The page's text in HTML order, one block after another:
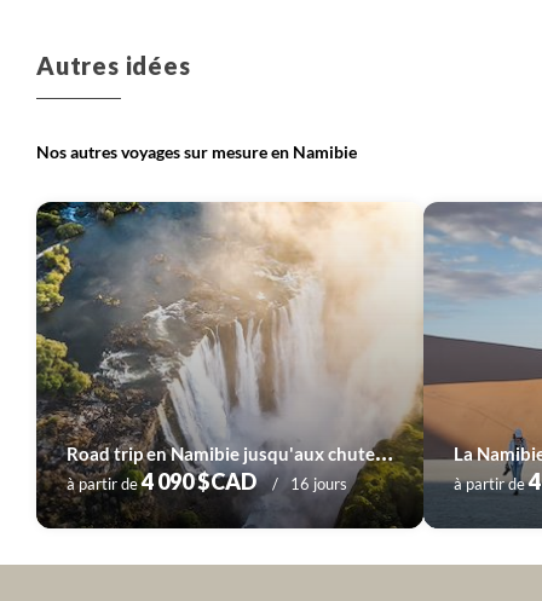
Autres idées
Nos autres voyages sur mesure en Namibie
R
oad trip en Namibie jusqu'aux chutes Victoria
à partir de4 090 $CAD 16 jours
La
à partir de